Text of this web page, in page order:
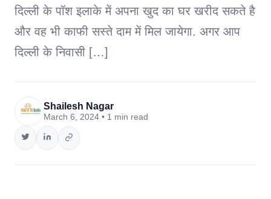
दिल्ली के पॉश इलाके में अपना खुद का घर खरीद सकते है
और वह भी काफी सस्ते दाम में मिल जायेगा. अगर आप
दिल्ली के निवासी […]
Shailesh Nagar
March 6, 2024 • 1 min read